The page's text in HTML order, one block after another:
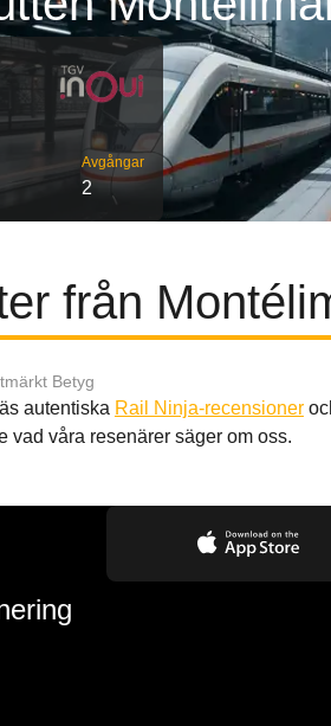
Avgångar
2
från
Betyg
autentiska Rail Ninja-recensioner
vad våra resenärer säger om oss.